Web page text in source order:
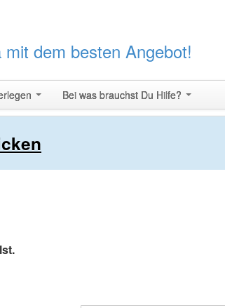
dem besten Angebot!
Bei was brauchst Du Hilfe?